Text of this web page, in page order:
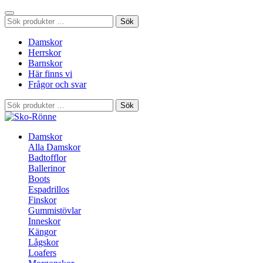
Sök
efter:
Sök
Damskor
Herrskor
Barnskor
Här finns vi
Frågor och svar
Sök
efter:
Sök
Damskor
Alla Damskor
Badtofflor
Ballerinor
Boots
Espadrillos
Finskor
Gummistövlar
Inneskor
Kängor
Lågskor
Loafers